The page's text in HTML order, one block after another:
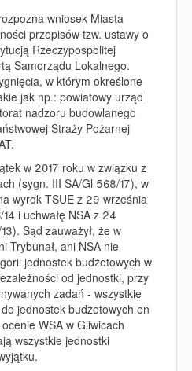
wniosek Miasta
przepisów tzw. ustawy o
Rzeczypospolitej
Samorządu Lokalnego.
w którym określone
jak np.: powiatowy urząd
nadzoru budowlanego
Straży Pożarnej
w 2017 roku w związku z
(sygn. III SA/Gl 568/17), w
wyrok TSUE z 29 września
i uchwałę NSA z 24
Sąd zauważył, że w
Trybunał, ani NSA nie
jednostek budżetowych w
od jednostki, przy
zadań - wszystkie
jednostek budżetowych en
WSA w Gliwicach
wszystkie jednostki